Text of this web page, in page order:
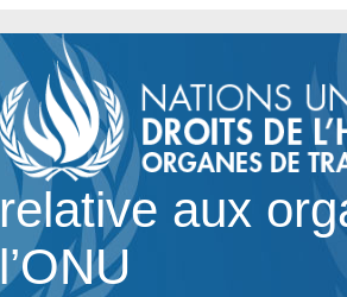
relative aux
l’ONU